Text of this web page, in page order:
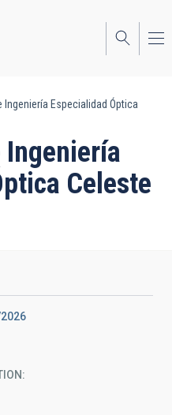
Ingeniería Especialidad Óptica
Ingeniería
Celeste